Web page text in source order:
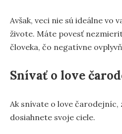
Avšak, veci nie sú ideálne vo
živote. Máte povesť
človeka, čo negatívne
Snívať o love
Ak snívate o love čarodejníc,
dosiahnete svoje ciele.